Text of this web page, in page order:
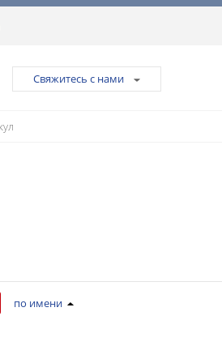
Свяжитесь с нами
по имени